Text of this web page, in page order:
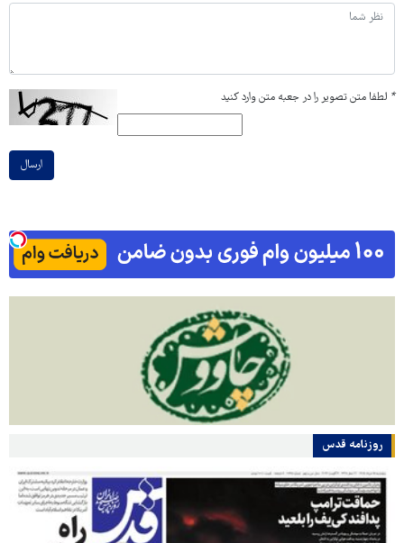
* لطفا متن تصویر را در جعبه متن وارد کنید
ارسال
روزنامه قدس